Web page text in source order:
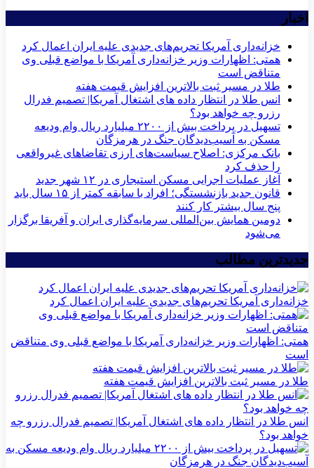
اخبار
خزانه‌داری آمریکا تحریم‌های جدیدی علیه ایران اعمال کرد
همتی: اظهارات وزیر خزانه‌داری آمریکا با مواضع قبلی وی
متناقض است
طلا در مسیر ثبت بالاترین افزایش قیمت هفته
انس طلا در انتظار داده های اشتغال آمریکا| تصمیم فدرال
رزرو چه خواهد بود؟
تسهیل در پرداخت بیش از ۲۲۰۰ میلیارد ریال وام ودیعه
مسکن به آسیب‌دیدگان جنگ در هرمزگان
بانک مرکزی: اصلاح سیاست‌های ارزی تقاضاهای غیرواقعی
را حذف کرد
آغاز عملیات اجرایی مسکن استیجاری در ۱۲ شهر جدید
قانون جدید بازنشستگی؛ افراد با سابقه کمتر از ۱۵ سال باید
پنج سال بیشتر کار کنند
دومین همایش بین‌المللی سرمایه‌گذاری ایران و آفریقا برگزار
می‌شود
جدیدترین مطالب
خزانه‌داری آمریکا تحریم‌های جدیدی علیه ایران اعمال کرد
همتی: اظهارات وزیر خزانه‌داری آمریکا با مواضع قبلی وی متناقض
است
طلا در مسیر ثبت بالاترین افزایش قیمت هفته
انس طلا در انتظار داده های اشتغال آمریکا| تصمیم فدرال رزرو چه
خواهد بود؟